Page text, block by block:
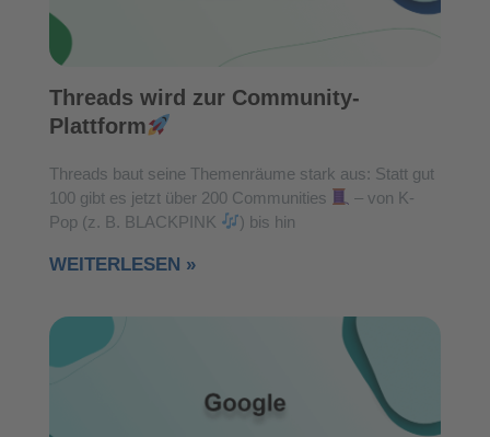
Threads wird zur Community-
Plattform
Threads baut seine Themenräume stark aus: Statt gut
100 gibt es jetzt über 200 Communities
– von K-
Pop (z. B. BLACKPINK
) bis hin
WEITERLESEN »